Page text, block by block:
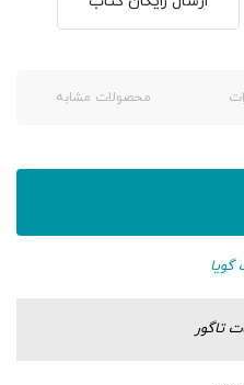
محصولات مشابه
گویا
تاگور